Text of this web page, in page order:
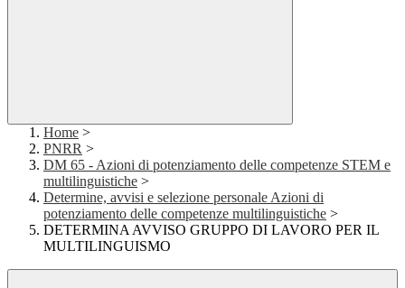
Home >
PNRR >
DM 65 - Azioni di potenziamento delle competenze STEM e
multilinguistiche >
Determine, avvisi e selezione personale Azioni di
potenziamento delle competenze multilinguistiche >
DETERMINA AVVISO GRUPPO DI LAVORO PER IL
MULTILINGUISMO